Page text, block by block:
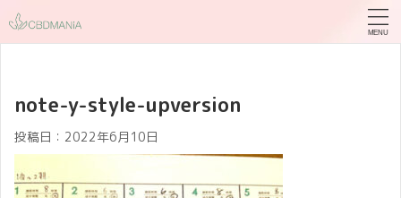
note-y-style-upversion
投稿日： 2022年6月10日